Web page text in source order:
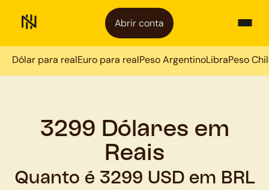
Abrir conta
Dólar para realEuro para realPeso ArgentinoLibraPeso
3299 Dólares em
Reais
Quanto é 3299 USD em BRL